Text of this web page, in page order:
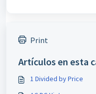
Print
Artículos en esta
1 Divided by Price